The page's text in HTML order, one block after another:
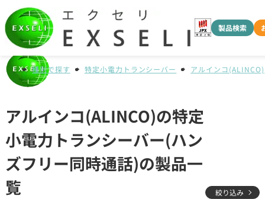
製品検索
種別で探す 特定小電力トランシーバー アルインコ(ALINCO)
アルインコ(ALINCO)の特定
小電力トランシーバー(ハン
ズフリー同時通話)の製品一
覧
絞り込み